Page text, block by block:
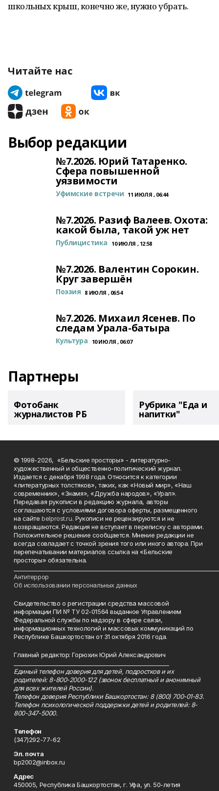
школьных крыш, конечно же, нужно убрать.
Читайте нас
Выбор редакции
№7.2026. Юрий Татаренко.
Сфера повышенной
уязвимости
Уфимские встречи 11 ИЮЛЯ , 06:44
№7.2026. Разиф Валеев. Охота:
какой была, такой уж нет
Публицистика 10 ИЮЛЯ , 12:58
№7.2026. Валентин Сорокин.
Круг завершён
Поэзия 8 ИЮЛЯ , 06:54
№7.2026. Михаил Ясенев. По
следам Урала-батыра
Культура 10 ИЮЛЯ , 06:07
Партнеры
Фотобанк
журналистов РБ
Рубрика "Еда и
напитки"
© 1998-2026, «Бельские просторы» - литературно-
художественный и общественно-политический журнал.
Издается с декабря 1998 года. Относится к категории
«литературных толстяков», таких, как «Новый мир», «Наш
современник», «Знамя», «Дружба народов», «Урал».
Передавая рукописи в редакцию журнала, авторы
соглашаются с условиями договора оферты, размещенного
на сайтеbelprost.ru. Рукописи не рецензируются и не
возвращаются. Редакция не вступает в переписку с авторами.
Положительное решение сообщается. Мнение редакции не
всегда совпадает с точкой зрения того или иного автора. При
перепечатывании материалов ссылка на «Бельские
просторы» обязательна.
Антитеррор
Об использовании персональных данных
Свидетельство о регистрации средства массовой
информации ПИ № ТУ 02-01564 выданное Управлением
Федеральной службы по надзору в сфере связи,
информационных технологий и массовых коммуникаций по
Республике Башкортостан от 31 октября 2016 года.
Главный редактор: Горюхин Юрий Александрович
Единый телефон доверия для детей, подростков и их
родителей: 8-800-2000-122 (звонок бесплатный и анонимный
для всех жителей России).
Телефон доверия Республики Башкортостан: 8 (800) 700-01-83.
Телефон психологической поддержки детей и родителей: 8-
800-347-5000.
Телефон
(347)292-77-62
Эл. почта
bp2002@inbox.ru
Адрес
450005, Республика Башкортостан, г. Уфа, ул. 50-летия